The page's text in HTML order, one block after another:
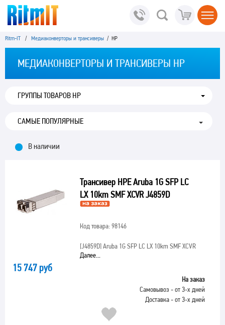
Ritm-IT / Медиаконверторы и трансиверы / HP
МЕДИАКОНВЕРТОРЫ И ТРАНСИВЕРЫ HP
ГРУППЫ ТОВАРОВ HP
В наличии
Трансивер HPE Aruba 1G SFP LC
LX 10km SMF XCVR J4859D
Код товара: 98146
[J4859D]Aruba 1G SFP LC LX 10km SMF XCVR
Далее...
15 747 руб
На заказ
Самовывоз - от 3-х дней
Доставка - от 3-х дней